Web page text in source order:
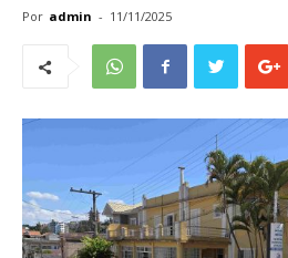
Por admin - 11/11/2025